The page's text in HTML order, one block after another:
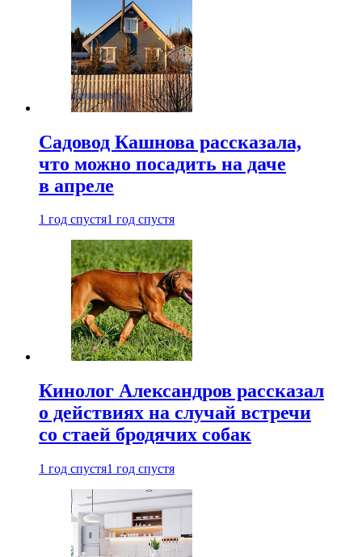
Садовод Кашнова рассказала,
что можно посадить на даче
в апреле
1 год спустя1 год спустя
Кинолог Александров рассказал
о действиях на случай встречи
со стаей бродячих собак
1 год спустя1 год спустя